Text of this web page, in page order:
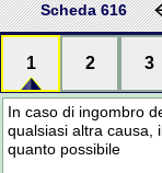
Scheda 616
1 2 3
In caso di ingombro
qualsiasi altra causa,
quanto possibile